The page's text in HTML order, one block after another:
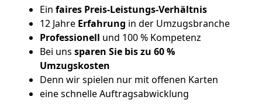
Ein faires Preis-Leistungs-Verhältnis
12 Jahre Erfahrung in der Umzugsbranche
Professionell und 100 % Kompetenz
Bei uns sparen Sie bis zu 60 %
Umzugskosten
Denn wir spielen nur mit offenen Karten
eine schnelle Auftragsabwicklung